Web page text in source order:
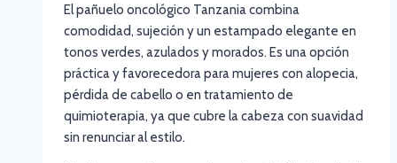
El pañuelo oncológico Tanzania combina
comodidad, sujeción y un estampado elegante en
tonos verdes, azulados y morados. Es una opción
práctica y favorecedora para mujeres con alopecia,
pérdida de cabello o en tratamiento de
quimioterapia, ya que cubre la cabeza con suavidad
sin renunciar al estilo.